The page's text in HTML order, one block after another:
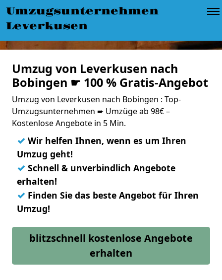
Umzugsunternehmen
Leverkusen
Umzug von Leverkusen nach
Bobingen ☛ 100 % Gratis-Angebot
Umzug von Leverkusen nach Bobingen : Top-
Umzugsunternehmen ➨ Umzüge ab 98€ –
Kostenlose Angebote in 5 Min.
✓ Wir helfen Ihnen, wenn es um Ihren
Umzug geht!
✓ Schnell & unverbindlich Angebote
erhalten!
✓ Finden Sie das beste Angebot für Ihren
Umzug!
blitzschnell kostenlose Angebote
erhalten